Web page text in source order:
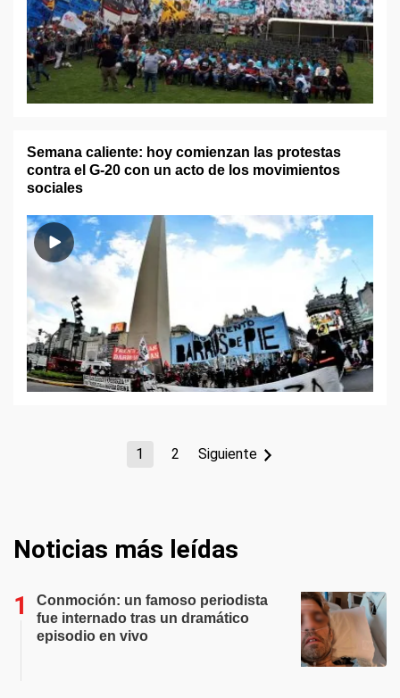
Semana caliente: hoy comienzan las protestas
contra el G-20 con un acto de los movimientos
sociales
1 2 Siguiente
Noticias más leídas
Conmoción: un famoso periodista
fue internado tras un dramático
episodio en vivo